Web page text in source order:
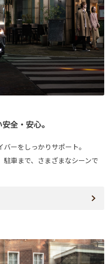
全・安心。
ーをしっかりサポート。
車まで、さまざまなシーンで